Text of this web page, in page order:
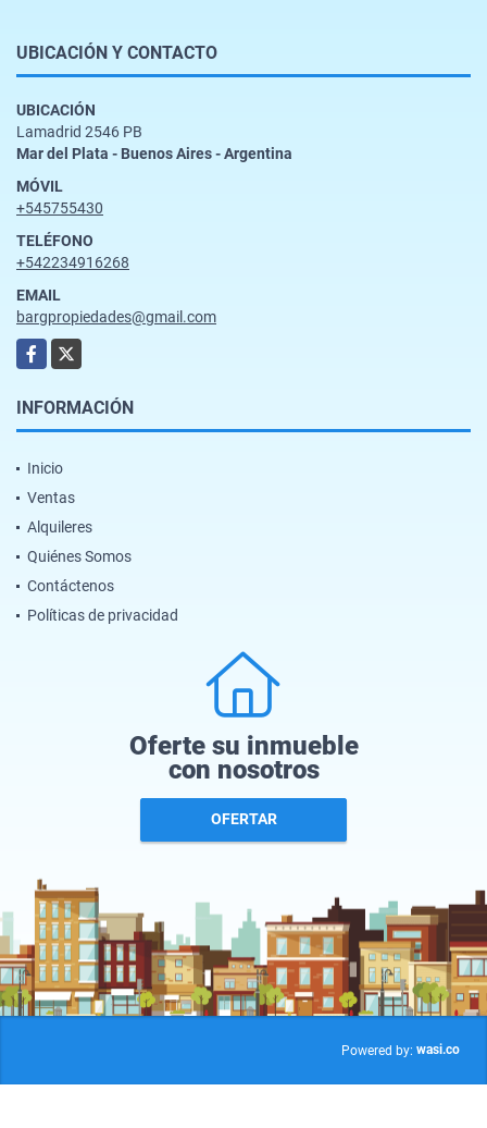
UBICACIÓN Y CONTACTO
UBICACIÓN
Lamadrid 2546 PB
Mar del Plata - Buenos Aires - Argentina
MÓVIL
+545755430
TELÉFONO
+542234916268
EMAIL
bargpropiedades@gmail.com
Facebook
X
INFORMACIÓN
Inicio
Ventas
Alquileres
Quiénes Somos
Contáctenos
Políticas de privacidad
Oferte su inmueble
con nosotros
OFERTAR
Powered by: wasi.co